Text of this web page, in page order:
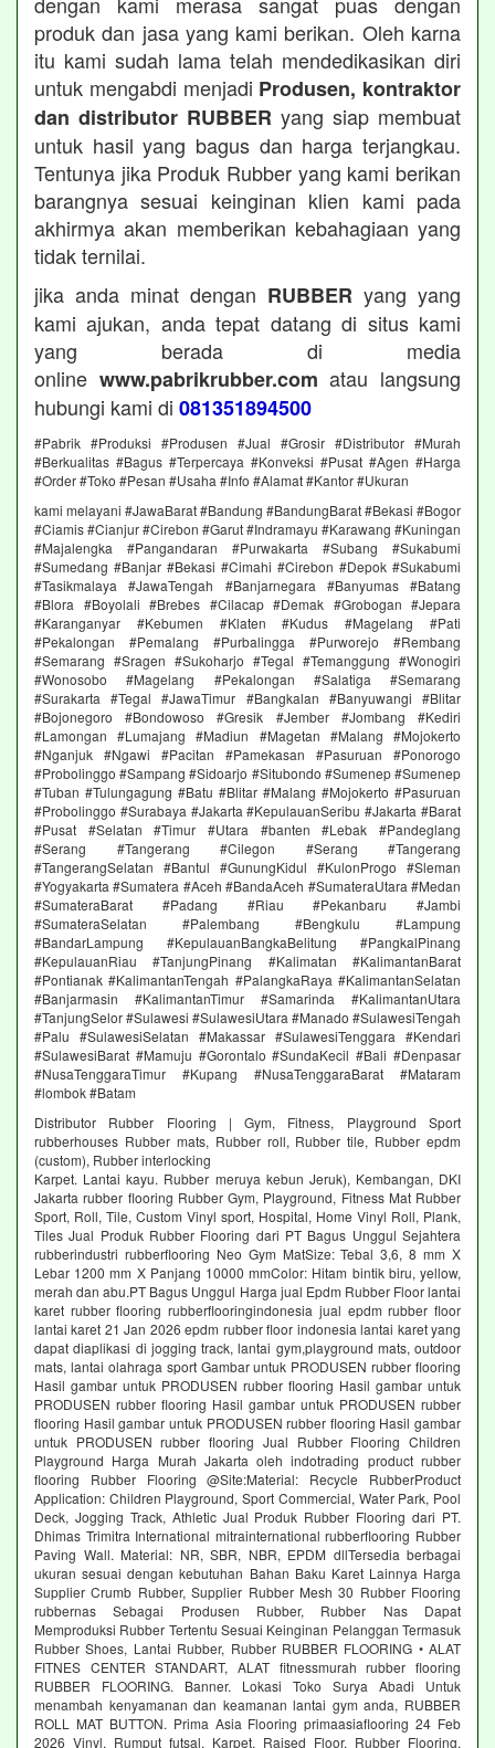
produk dan jasa yang kami berikan. Oleh karna
itu kami sudah lama telah mendedikasikan diri
untuk mengabdi menjadi Produsen, kontraktor
dan distributor RUBBER yang siap membuat
untuk hasil yang bagus dan harga terjangkau.
Tentunya jika Produk Rubber yang kami berikan
barangnya sesuai keinginan klien kami pada
akhirmya akan memberikan kebahagiaan yang
tidak ternilai.
jika anda minat dengan RUBBER yang yang
kami ajukan, anda tepat datang di situs kami
yang berada di media
online www.pabrikrubber.com atau langsung
hubungi kami di 081351894500
#Pabrik #Produksi #Produsen #Jual #Grosir #Distributor #Murah
#Berkualitas #Bagus #Terpercaya #Konveksi #Pusat #Agen #Harga
#Order #Toko #Pesan #Usaha #Info #Alamat #Kantor #Ukuran
kami melayani #JawaBarat #Bandung #BandungBarat #Bekasi #Bogor
#Ciamis #Cianjur #Cirebon #Garut #Indramayu #Karawang #Kuningan
#Majalengka #Pangandaran #Purwakarta #Subang #Sukabumi
#Sumedang #Banjar #Bekasi #Cimahi #Cirebon #Depok #Sukabumi
#Tasikmalaya #JawaTengah #Banjarnegara #Banyumas #Batang
#Blora #Boyolali #Brebes #Cilacap #Demak #Grobogan #Jepara
#Karanganyar #Kebumen #Klaten #Kudus #Magelang #Pati
#Pekalongan #Pemalang #Purbalingga #Purworejo #Rembang
#Semarang #Sragen #Sukoharjo #Tegal #Temanggung #Wonogiri
#Wonosobo #Magelang #Pekalongan #Salatiga #Semarang
#Surakarta #Tegal #JawaTimur #Bangkalan #Banyuwangi #Blitar
#Bojonegoro #Bondowoso #Gresik #Jember #Jombang #Kediri
#Lamongan #Lumajang #Madiun #Magetan #Malang #Mojokerto
#Nganjuk #Ngawi #Pacitan #Pamekasan #Pasuruan #Ponorogo
#Probolinggo #Sampang #Sidoarjo #Situbondo #Sumenep #Sumenep
#Tuban #Tulungagung #Batu #Blitar #Malang #Mojokerto #Pasuruan
#Probolinggo #Surabaya #Jakarta #KepulauanSeribu #Jakarta #Barat
#Pusat #Selatan #Timur #Utara #banten #Lebak #Pandeglang
#Serang #Tangerang #Cilegon #Serang #Tangerang
#TangerangSelatan #Bantul #GunungKidul #KulonProgo #Sleman
#Yogyakarta #Sumatera #Aceh #BandaAceh #SumateraUtara #Medan
#SumateraBarat #Padang #Riau #Pekanbaru #Jambi
#SumateraSelatan #Palembang #Bengkulu #Lampung
#BandarLampung #KepulauanBangkaBelitung #PangkalPinang
#KepulauanRiau #TanjungPinang #Kalimatan #KalimantanBarat
#Pontianak #KalimantanTengah #PalangkaRaya #KalimantanSelatan
#Banjarmasin #KalimantanTimur #Samarinda #KalimantanUtara
#TanjungSelor #Sulawesi #SulawesiUtara #Manado #SulawesiTengah
#Palu #SulawesiSelatan #Makassar #SulawesiTenggara #Kendari
#SulawesiBarat #Mamuju #Gorontalo #SundaKecil #Bali #Denpasar
#NusaTenggaraTimur #Kupang #NusaTenggaraBarat #Mataram
#lombok #Batam
Distributor Rubber Flooring | Gym, Fitness, Playground Sport
rubberhouses Rubber mats, Rubber roll, Rubber tile, Rubber epdm
(custom), Rubber interlocking
Karpet. Lantai kayu. Rubber meruya kebun Jeruk), Kembangan, DKI
Jakarta rubber flooring Rubber Gym, Playground, Fitness Mat Rubber
Sport, Roll, Tile, Custom Vinyl sport, Hospital, Home Vinyl Roll, Plank,
Tiles Jual Produk Rubber Flooring dari PT Bagus Unggul Sejahtera
rubberindustri rubberflooring Neo Gym MatSize: Tebal 3,6, 8 mm X
Lebar 1200 mm X Panjang 10000 mmColor: Hitam bintik biru, yellow,
merah dan abu.PT Bagus Unggul Harga jual Epdm Rubber Floor lantai
karet rubber flooring rubberflooringindonesia jual epdm rubber floor
lantai karet 21 Jan 2026 epdm rubber floor indonesia lantai karet yang
dapat diaplikasi di jogging track, lantai gym,playground mats, outdoor
mats, lantai olahraga sport Gambar untuk PRODUSEN rubber flooring
Hasil gambar untuk PRODUSEN rubber flooring Hasil gambar untuk
PRODUSEN rubber flooring Hasil gambar untuk PRODUSEN rubber
flooring Hasil gambar untuk PRODUSEN rubber flooring Hasil gambar
untuk PRODUSEN rubber flooring Jual Rubber Flooring Children
Playground Harga Murah Jakarta oleh indotrading product rubber
flooring Rubber Flooring @Site:Material: Recycle RubberProduct
Application: Children Playground, Sport Commercial, Water Park, Pool
Deck, Jogging Track, Athletic Jual Produk Rubber Flooring dari PT.
Dhimas Trimitra International mitrainternational rubberflooring Rubber
Paving Wall. Material: NR, SBR, NBR, EPDM dllTersedia berbagai
ukuran sesuai dengan kebutuhan Bahan Baku Karet Lainnya Harga
Supplier Crumb Rubber, Supplier Rubber Mesh 30 Rubber Flooring
rubbernas Sebagai Produsen Rubber, Rubber Nas Dapat
Memproduksi Rubber Tertentu Sesuai Keinginan Pelanggan Termasuk
Rubber Shoes, Lantai Rubber, Rubber RUBBER FLOORING • ALAT
FITNES CENTER STANDART, ALAT fitnessmurah rubber flooring
RUBBER FLOORING. Banner. Lokasi Toko Surya Abadi Untuk
menambah kenyamanan dan keamanan lantai gym anda, RUBBER
ROLL MAT BUTTON. Prima Asia Flooring primaasiaflooring 24 Feb
2026 Vinyl, Rumput futsal, Karpet, Raised Floor, Rubber Flooring,